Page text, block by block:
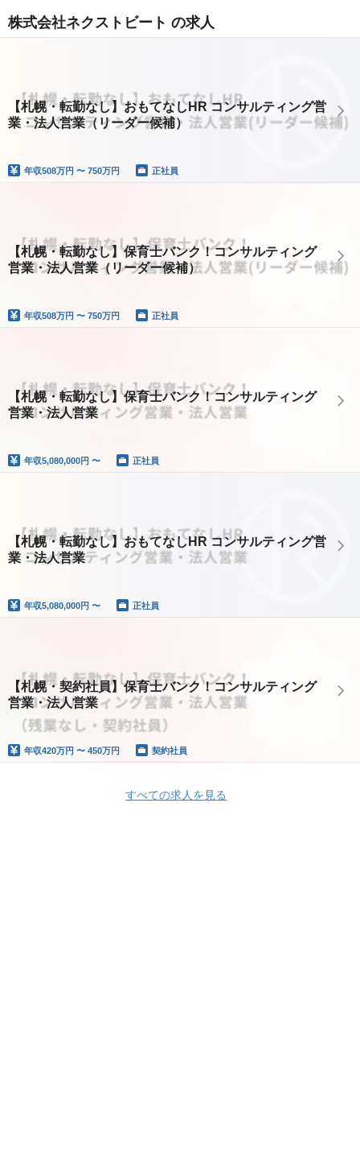
株式会社ネクストビート の求人
【札幌・転勤なし】おもてなしHR コンサルティング営
業・法人営業（リーダー候補）
年収508万円 〜 750万円 正社員
【札幌・転勤なし】保育士バンク！コンサルティング
営業・法人営業（リーダー候補）
年収508万円 〜 750万円 正社員
【札幌・転勤なし】保育士バンク！コンサルティング
営業・法人営業
年収5,080,000円 〜 正社員
【札幌・転勤なし】おもてなしHR コンサルティング営
業・法人営業
年収5,080,000円 〜 正社員
【札幌・契約社員】保育士バンク！コンサルティング
営業・法人営業
年収420万円 〜 450万円 契約社員
すべての求人を見る